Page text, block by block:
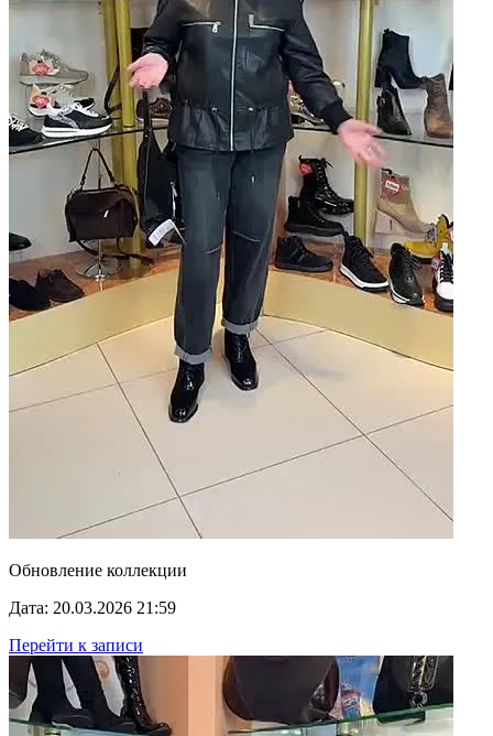
Обновление коллекции
Дата: 20.03.2026 21:59
Перейти к записи